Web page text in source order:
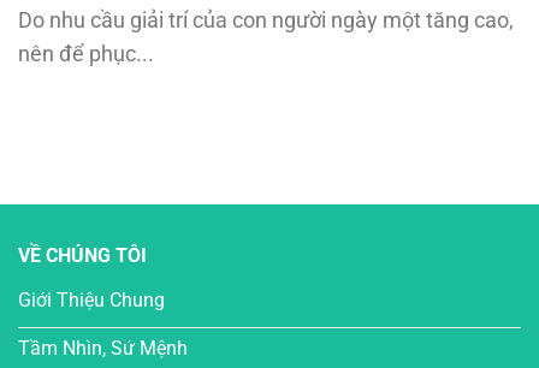
Do nhu cầu giải trí của con người ngày một tăng cao,
nên để phục...
VỀ CHÚNG TÔI
Giới Thiệu Chung
Tầm Nhìn, Sứ Mệnh